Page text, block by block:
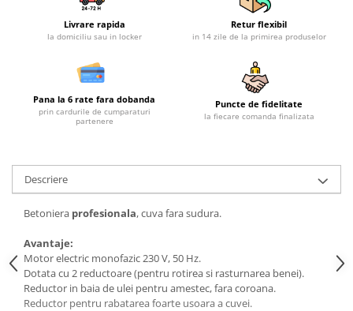
Masini de maturat
Suflante & Aspiratoare frunze
Unelte de gradinarit
Dispozitive de imprastiat si
semanat
Roabe si carucioare
Sere si solarii
Plase si folii pentru gradinarit
Echipamente de protectie pentru
gradina
Casti de protectie
Livrare rapida
la domiciliu sau in locker
Retur flexibil
in 14 zile de la primirea produselor
Pana la 6 rate fara dobanda
prin cardurile de cumparaturi
partenere
Puncte de fidelitate
la fiecare comanda finalizata
Descriere
Betoniera profesionala, cuva fara sudura.
Avantaje:
Motor electric monofazic 230 V, 50 Hz.
Dotata cu 2 reductoare (pentru rotirea si rasturnarea benei).
Reductor in baia de ulei pentru amestec, fara coroana.
Reductor pentru rabatarea foarte usoara a cuvei.